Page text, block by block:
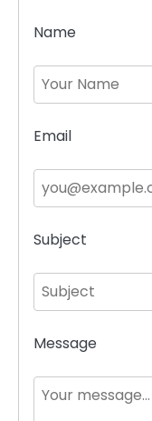
Name
Email
Subject
Message